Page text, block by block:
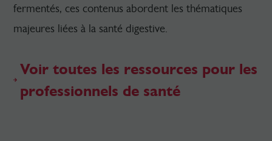
fermentés, ces contenus abordent les thématiques
majeures liées à la santé digestive.
Voir toutes les ressources pour les
professionnels de santé